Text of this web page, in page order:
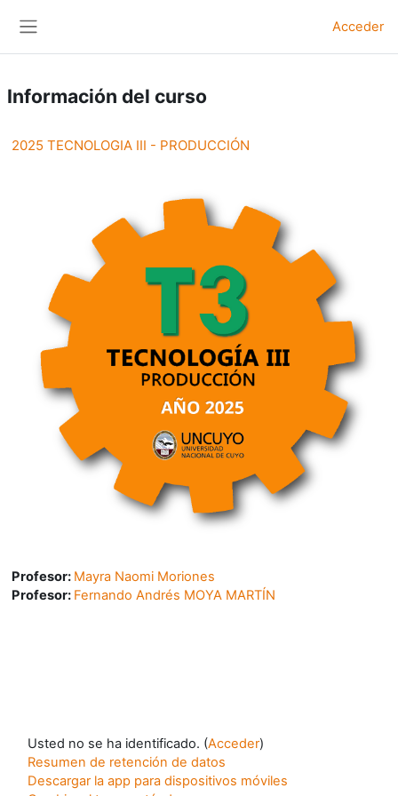
Acceder
Información del curso
2025 TECNOLOGIA III - PRODUCCIÓN
Profesor: Mayra Naomi Moriones
Profesor: Fernando Andrés MOYA MARTÍN
Usted no se ha identificado. (Acceder)
Resumen de retención de datos
Descargar la app para dispositivos móviles